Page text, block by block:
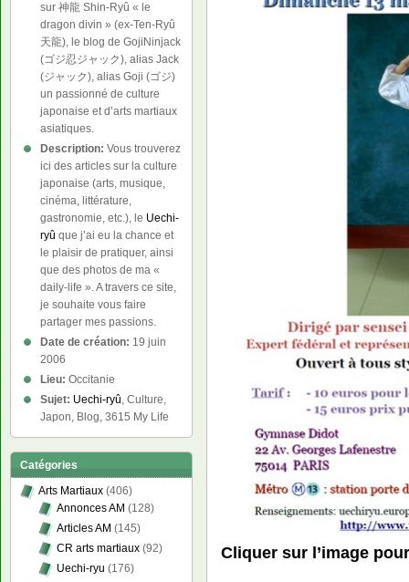
Cliquer sur l’image
sur 神龍 Shin-Ryû « le
dragon divin » (ex-Ten-Ryû
天龍), le blog de GojiNinjack
(ゴジ忍ジャック), alias Jack
(ジャック), alias Goji (ゴジ)
un passionné de culture
japonaise et d’arts martiaux
asiatiques.
Description: Vous trouverez
ici des articles sur la culture
japonaise (arts, musique,
cinéma, littérature,
gastronomie, etc.), le Uechi-
ryû que j’ai eu la chance et
le plaisir de pratiquer, ainsi
que des photos de ma «
daily-life ». A travers ce site,
je souhaite vous faire
partager mes passions.
Date de création: 19 juin
2006
Lieu: Occitanie
Sujet: Uechi-ryû, Culture,
Japon, Blog, 3615 My Life
Catégories
Arts Martiaux (406)
Annonces AM (128)
Articles AM (145)
CR arts martiaux (92)
Uechi-ryu (176)